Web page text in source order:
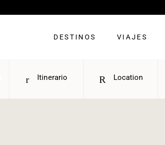
DESTINOS VIAJES
Itinerario Location